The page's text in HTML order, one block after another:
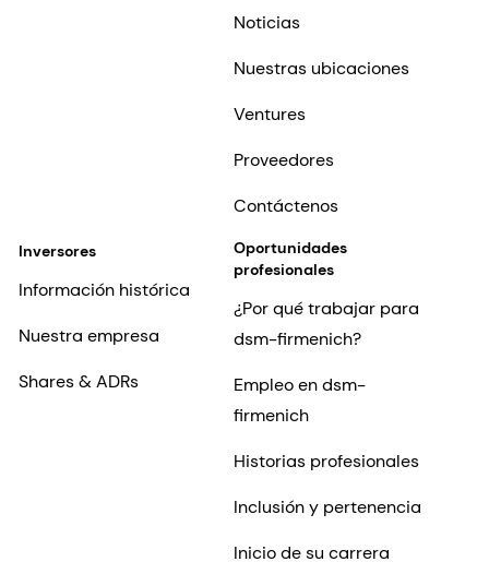
Noticias
Nuestras ubicaciones
Ventures
Proveedores
Contáctenos
Inversores
Información histórica
Nuestra empresa
Shares & ADRs
Oportunidades
profesionales
¿Por qué trabajar para
dsm-firmenich?
Empleo en dsm-
firmenich
Historias profesionales
Inclusión y pertenencia
Inicio de su carrera